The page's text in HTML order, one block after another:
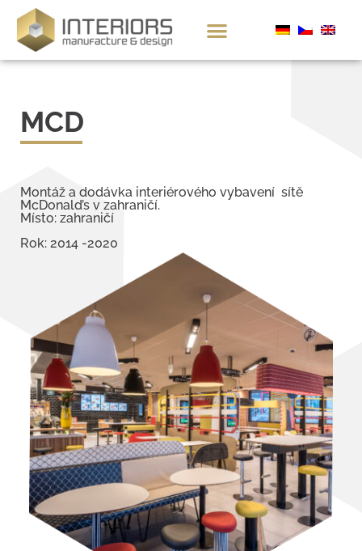
MCD
Montáž a dodávka interiérového vybavení sítě
McDonald’s v zahraničí.
Místo: zahraničí
Rok: 2014 -2020